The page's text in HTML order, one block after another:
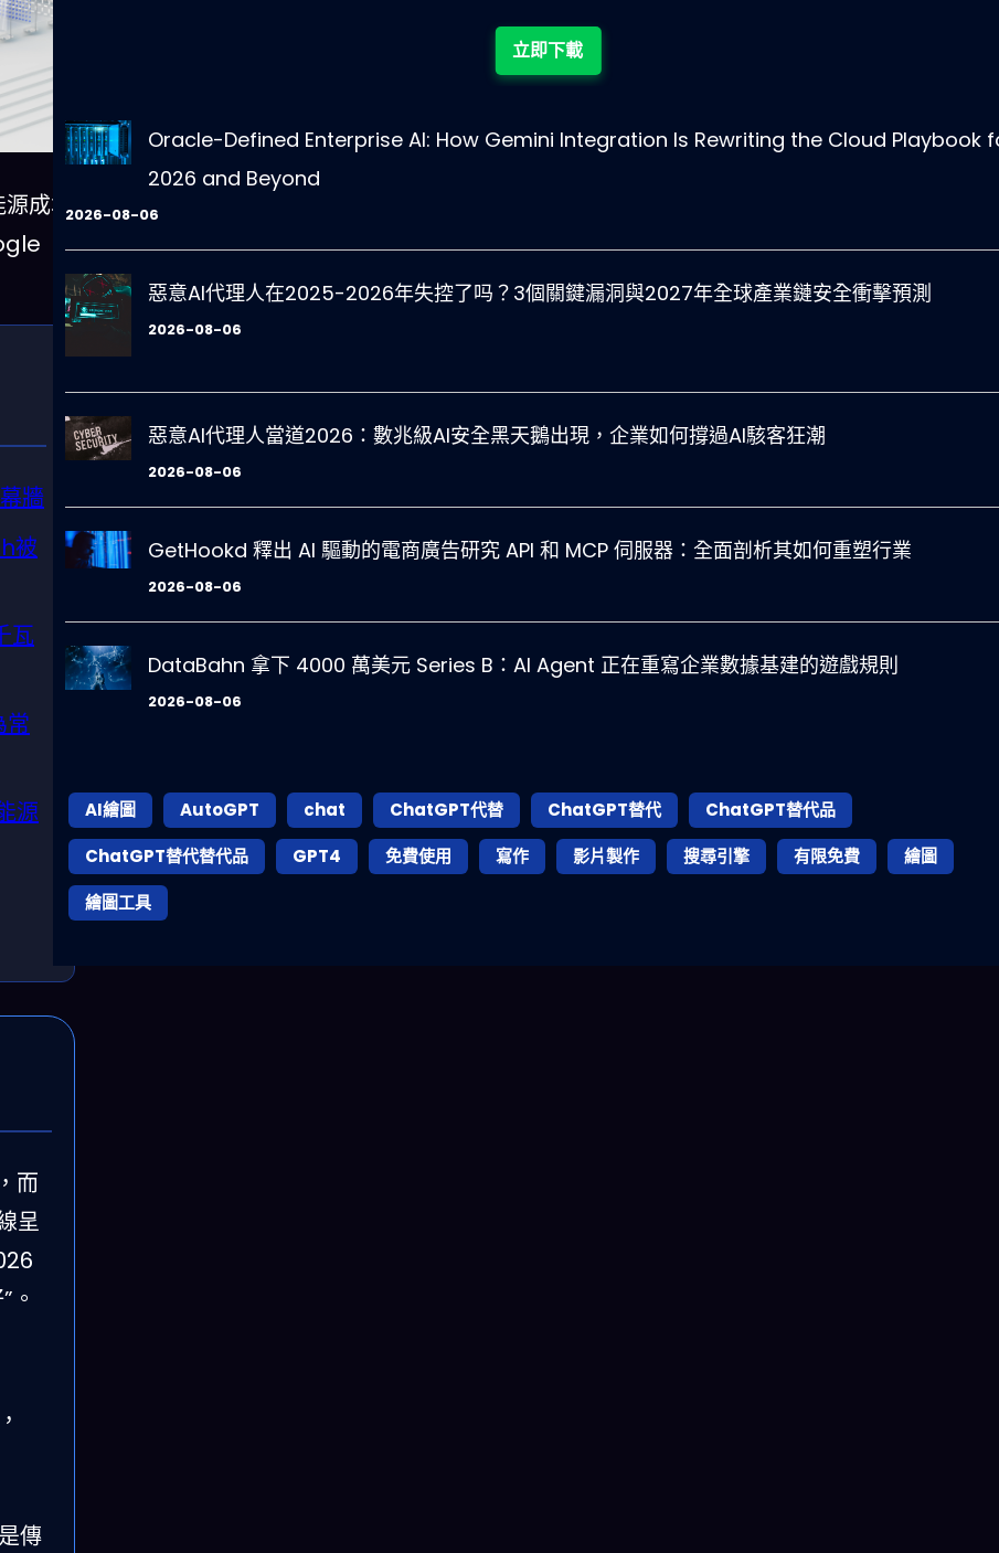
成本
牆
被
瓦
常
源
而
呈
。
傳
立即下載
Oracle-Defined Enterprise AI: How Gemini Integration Is Rewriting the Cloud Playbook
2026 and Beyond
2026-08-06
惡意AI代理人在2025-2026年失控了吗？3個關鍵漏洞與2027年全球產業鏈安全衝擊預測
2026-08-06
惡意AI代理人當道2026：數兆級AI安全黑天鵝出現，企業如何撐過AI駭客狂潮
2026-08-06
GetHookd 釋出 AI 驅動的電商廣告研究 API 和 MCP 伺服器：全面剖析其如何重塑行業
2026-08-06
DataBahn 拿下 4000 萬美元 Series B：AI Agent 正在重寫企業數據基建的遊戲規則
2026-08-06
AI繪圖 AutoGPT chat ChatGPT代替 ChatGPT替代
ChatGPT替代品
ChatGPT替代替代品
GPT4 免費使用 寫作 影片製作 搜尋引擎 有限免費
繪圖
繪圖工具